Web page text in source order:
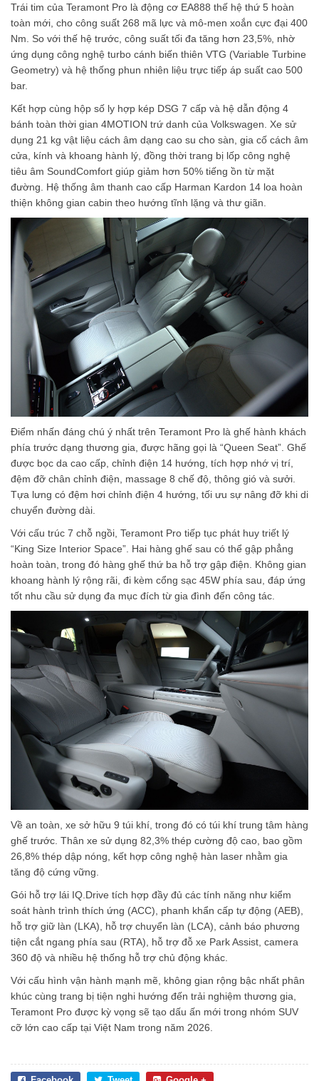
Trái tim của Teramont Pro là động cơ EA888 thế hệ thứ 5 hoàn
toàn mới, cho công suất 268 mã lực và mô-men xoắn cực đại 400
Nm. So với thế hệ trước, công suất tối đa tăng hơn 23,5%, nhờ
ứng dụng công nghệ turbo cánh biến thiên VTG (Variable Turbine
Geometry) và hệ thống phun nhiên liệu trực tiếp áp suất cao 500
bar.
Kết hợp cùng hộp số ly hợp kép DSG 7 cấp và hệ dẫn động 4
bánh toàn thời gian 4MOTION trứ danh của Volkswagen. Xe sử
dụng 21 kg vật liệu cách âm dạng cao su cho sàn, gia cố cách âm
cửa, kính và khoang hành lý, đồng thời trang bị lốp công nghệ
tiêu âm SoundComfort giúp giảm hơn 50% tiếng ồn từ mặt
đường. Hệ thống âm thanh cao cấp Harman Kardon 14 loa hoàn
thiện không gian cabin theo hướng tĩnh lặng và thư giãn.
Điểm nhấn đáng chú ý nhất trên Teramont Pro là ghế hành khách
phía trước dạng thương gia, được hãng gọi là “Queen Seat”. Ghế
được bọc da cao cấp, chỉnh điện 14 hướng, tích hợp nhớ vị trí,
đệm đỡ chân chỉnh điện, massage 8 chế độ, thông gió và sưởi.
Tựa lưng có đệm hơi chỉnh điện 4 hướng, tối ưu sự nâng đỡ khi di
chuyển đường dài.
Với cấu trúc 7 chỗ ngồi, Teramont Pro tiếp tục phát huy triết lý
“King Size Interior Space”. Hai hàng ghế sau có thể gập phẳng
hoàn toàn, trong đó hàng ghế thứ ba hỗ trợ gập điện. Không gian
khoang hành lý rộng rãi, đi kèm cổng sạc 45W phía sau, đáp ứng
tốt nhu cầu sử dụng đa mục đích từ gia đình đến công tác.
Về an toàn, xe sở hữu 9 túi khí, trong đó có túi khí trung tâm hàng
ghế trước. Thân xe sử dụng 82,3% thép cường độ cao, bao gồm
26,8% thép dập nóng, kết hợp công nghệ hàn laser nhằm gia
tăng độ cứng vững.
Gói hỗ trợ lái IQ.Drive tích hợp đầy đủ các tính năng như kiểm
soát hành trình thích ứng (ACC), phanh khẩn cấp tự động (AEB),
hỗ trợ giữ làn (LKA), hỗ trợ chuyển làn (LCA), cảnh báo phương
tiện cắt ngang phía sau (RTA), hỗ trợ đỗ xe Park Assist, camera
360 độ và nhiều hệ thống hỗ trợ chủ động khác.
Với cấu hình vận hành mạnh mẽ, không gian rộng bậc nhất phân
khúc cùng trang bị tiện nghi hướng đến trải nghiệm thương gia,
Teramont Pro được kỳ vọng sẽ tạo dấu ấn mới trong nhóm SUV
cỡ lớn cao cấp tại Việt Nam trong năm 2026.